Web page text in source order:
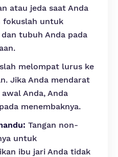
atau jeda saat Anda
fokuslah untuk
tubuh Anda pada
melompat lurus ke
Jika Anda mendarat
Anda, Anda
menembaknya.
Tangan non-
untuk
ibu jari Anda tidak